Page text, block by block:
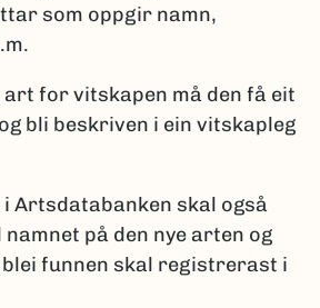
som oppgir namn,
art for vitskapen må den få eit
bli beskriven i ein vitskapleg
Artsdatabanken skal også
på den nye arten og
funnen skal registrerast i